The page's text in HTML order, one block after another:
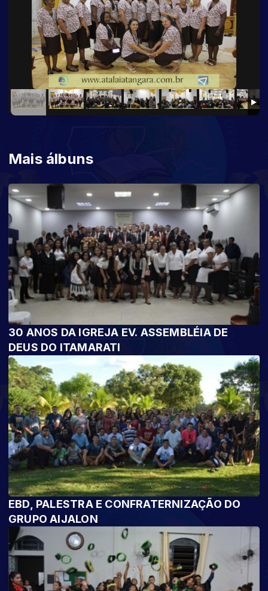
Mais álbuns
30 ANOS DA IGREJA EV. ASSEMBLÉIA DE
DEUS DO ITAMARATI
EBD, PALESTRA E CONFRATERNIZAÇÃO DO
GRUPO AIJALON